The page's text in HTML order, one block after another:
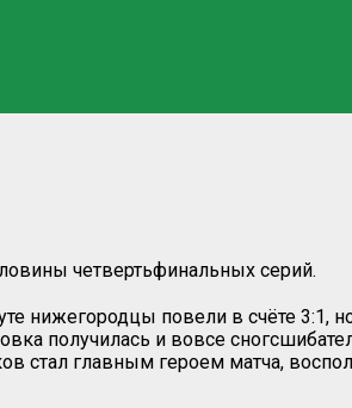
четвертьфинальных серий.
нижегородцы повели в счёте 3:1,
получилась и вовсе
стал главным героем матча,